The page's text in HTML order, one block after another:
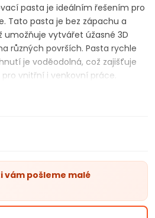
pasta je ideálním řešením pro
Tato pasta je bez zápachu a
vytvářet úžasné 3D
různých površích. Pasta rychle
je voděodolná, což zajišťuje
vnitřní i venkovní práce.
své lehkosti a pružnosti tvorbu
objemu. Je vhodný na dřevo,
požadovaný vzor pomocí
ozdobit barvami, fólií, třpytkami,
materiály. Strukturovací pasta
reliéfních nátěrů a
včetně kovových a
vám pošleme malé